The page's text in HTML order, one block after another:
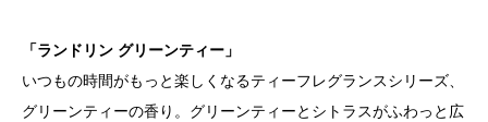
「ランドリン グリーンティー」
いつもの時間がもっと楽しくなるティーフレグランスシリーズ、
グリーンティーの香り。グリーンティーとシトラスがふわっと広